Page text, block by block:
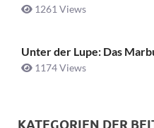
1261 Views
Unter der Lupe: Das
1174 Views
KATEGORIEN DER